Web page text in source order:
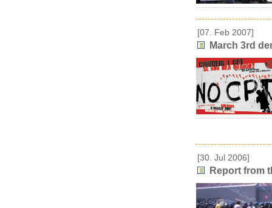
[07. Feb 2007]
March 3rd
[30. Jul 2006]
Report from